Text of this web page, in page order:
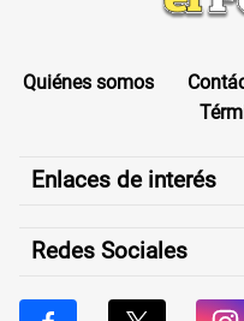
Quiénes somos
Enlaces de interés
Redes Sociales